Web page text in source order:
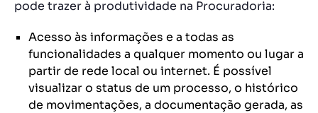
pode trazer à produtividade na Procuradoria:
Acesso às informações e a todas as
funcionalidades a qualquer momento ou lugar a
partir de rede local ou internet. É possível
visualizar o status de um processo, o histórico
de movimentações, a documentação gerada, as